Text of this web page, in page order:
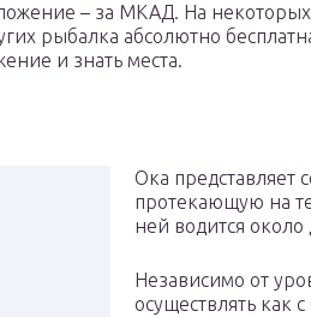
– за МКАД. На некоторых
рыбалка абсолютно
и знать места.
Ока
протекающую на
ней водится
Независимо от
осуществлять как